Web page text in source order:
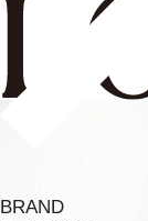
BRAND